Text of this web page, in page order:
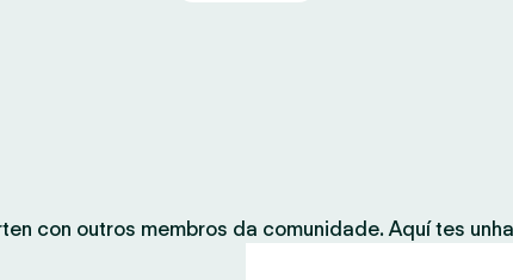
con outros membros da comunidade. Aquí tes